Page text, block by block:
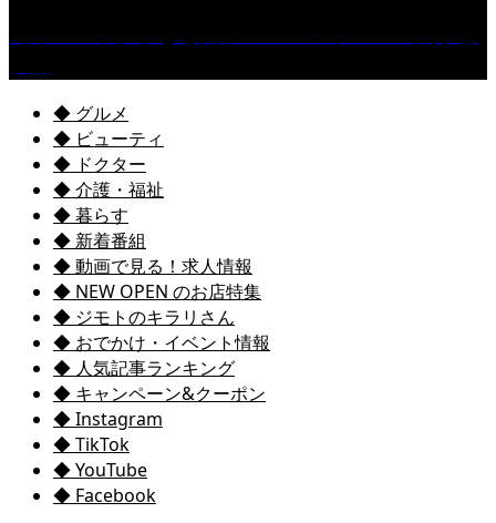
◆ グルメ
◆ ビューティ
◆ ドクター
◆ 介護・福祉
◆ 暮らす
◆ 新着番組
◆ 動画で見る！求人情報
◆ NEW OPEN のお店特集
◆ ジモトのキラリさん
◆ おでかけ・イベント情報
◆ 人気記事ランキング
◆ キャンペーン&クーポン
◆ Instagram
◆ TikTok
◆ YouTube
◆ Facebook